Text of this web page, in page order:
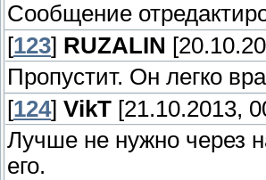
Сообщение
[123] RUZALIN
Пропустит. Он легко
[124] VikT [21.10.2013,
Лучше не нужно через
его.